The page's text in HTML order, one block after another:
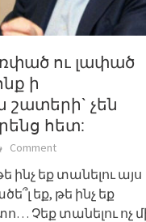
ու լափած
ի
շատերի` չեն
հետ:
Comment
ինչ եք տանելու այս
եք, թե ինչ եք
Չեք տանելու ոչ